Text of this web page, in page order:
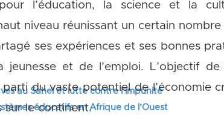
au Sahel et lutte contre l’impunité
éducatifs en Afrique de l’Ouest
l’éducation, la science et la
niveau réunissant un certain
ses expériences et ses bonnes
jeunesse et de l’emploi. L’objectif
du vaste potentiel de l’économie
sur le continent.